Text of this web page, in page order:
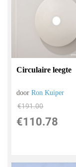
Circulaire leegte
doorRon Kuiper
€191.00
€110.78